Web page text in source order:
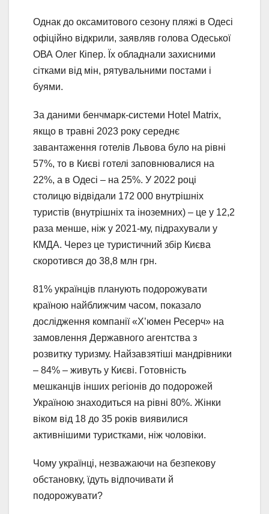
Однак до оксамитового сезону пляжі в Одесі
офіційно відкрили, заявляв голова Одеської
ОВА Олег Кіпер. Їх обладнали захисними
сітками від мін, рятувальними постами і
буями.
За даними бенчмарк-системи Hotel Matrix,
якщо в травні 2023 року середнє
завантаження готелів Львова було на рівні
57%, то в Києві готелі заповнювалися на
22%, а в Одесі – на 25%. У 2022 році
столицю відвідали 172 000 внутрішніх
туристів (внутрішніх та іноземних) – це у 12,2
раза менше, ніж у 2021-му, підрахували у
КМДА. Через це туристичний збір Києва
скоротився до 38,8 млн грн.
81% українців планують подорожувати
країною найближчим часом, показало
дослідження компанії «Х’юмен Ресерч» на
замовлення Державного агентства з
розвитку туризму. Найзавзятіші мандрівники
– 84% – живуть у Києві. Готовність
мешканців інших регіонів до подорожей
Україною знаходиться на рівні 80%. Жінки
віком від 18 до 35 років виявилися
активнішими туристками, ніж чоловіки.
Чому українці, незважаючи на безпекову
обстановку, їдуть відпочивати й
подорожувати?